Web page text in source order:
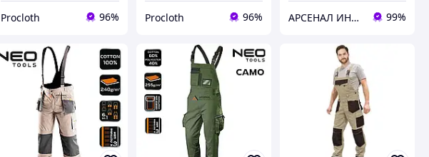
Procloth 96% Procloth 96% АРСЕНАЛ ИНСТРУМЕНТА 99%